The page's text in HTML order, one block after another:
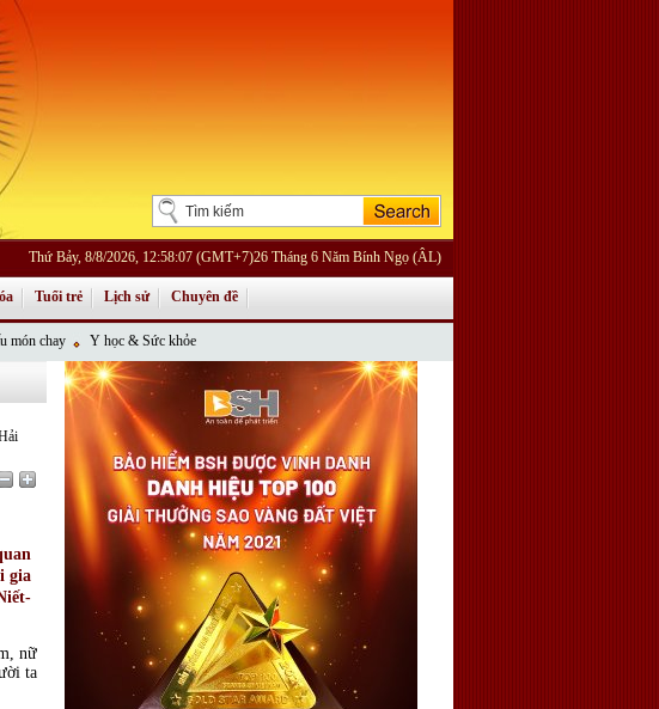
Thứ Bảy, 8/8/2026, 12:58:07 (GMT+7)26 Tháng 6 Năm Bính Ngọ (ÂL)
món chay Y học & Sức khỏe
Tuổi trẻ Lịch sử Chuyên đề
gia
nữ
ta